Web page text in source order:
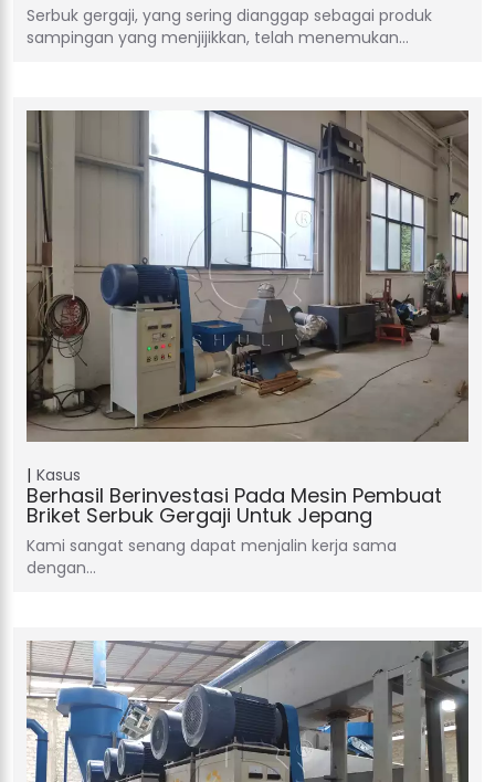
Serbuk gergaji, yang sering dianggap sebagai produk
sampingan yang menjijikkan, telah menemukan…
Kasus
Berhasil Berinvestasi Pada Mesin Pembuat
Briket Serbuk Gergaji Untuk Jepang
Kami sangat senang dapat menjalin kerja sama
dengan…